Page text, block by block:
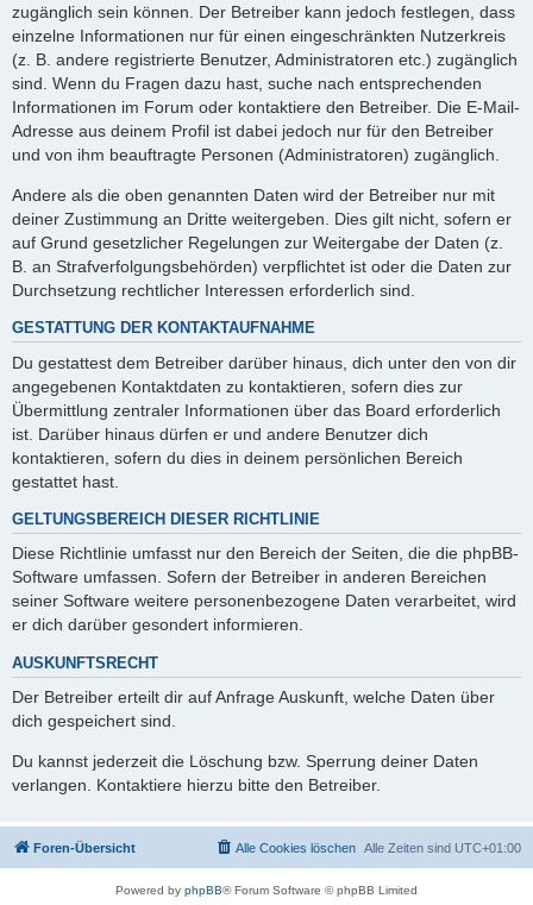
zugänglich sein können. Der Betreiber kann jedoch festlegen, dass
einzelne Informationen nur für einen eingeschränkten Nutzerkreis
(z. B. andere registrierte Benutzer, Administratoren etc.) zugänglich
sind. Wenn du Fragen dazu hast, suche nach entsprechenden
Informationen im Forum oder kontaktiere den Betreiber. Die E-Mail-
Adresse aus deinem Profil ist dabei jedoch nur für den Betreiber
und von ihm beauftragte Personen (Administratoren) zugänglich.
Andere als die oben genannten Daten wird der Betreiber nur mit
deiner Zustimmung an Dritte weitergeben. Dies gilt nicht, sofern er
auf Grund gesetzlicher Regelungen zur Weitergabe der Daten (z.
B. an Strafverfolgungsbehörden) verpflichtet ist oder die Daten zur
Durchsetzung rechtlicher Interessen erforderlich sind.
GESTATTUNG DER KONTAKTAUFNAHME
Du gestattest dem Betreiber darüber hinaus, dich unter den von dir
angegebenen Kontaktdaten zu kontaktieren, sofern dies zur
Übermittlung zentraler Informationen über das Board erforderlich
ist. Darüber hinaus dürfen er und andere Benutzer dich
kontaktieren, sofern du dies in deinem persönlichen Bereich
gestattet hast.
GELTUNGSBEREICH DIESER RICHTLINIE
Diese Richtlinie umfasst nur den Bereich der Seiten, die die phpBB-
Software umfassen. Sofern der Betreiber in anderen Bereichen
seiner Software weitere personenbezogene Daten verarbeitet, wird
er dich darüber gesondert informieren.
AUSKUNFTSRECHT
Der Betreiber erteilt dir auf Anfrage Auskunft, welche Daten über
dich gespeichert sind.
Du kannst jederzeit die Löschung bzw. Sperrung deiner Daten
verlangen. Kontaktiere hierzu bitte den Betreiber.
Foren-Übersicht Alle Zeiten sind UTC+01:00
Alle Cookies löschen
Powered by phpBB® Forum Software © phpBB Limited